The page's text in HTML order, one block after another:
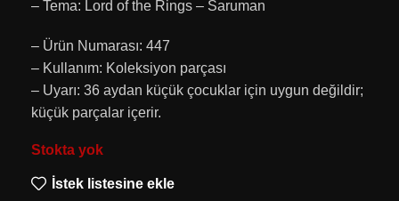
– Tema: Lord of the Rings – Saruman
– Ürün Numarası: 447
– Kullanım: Koleksiyon parçası
– Uyarı: 36 aydan küçük çocuklar için uygun değildir;
küçük parçalar içerir.
Stokta yok
İstek listesine ekle